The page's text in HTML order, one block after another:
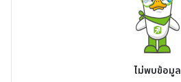
ไม่พบข้อมูล